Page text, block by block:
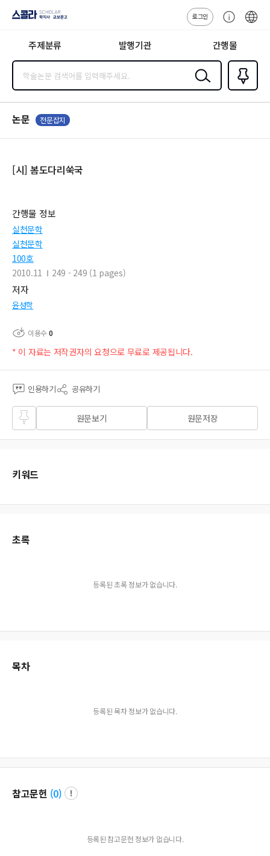
지사·교보문고
로그인
센
주제분류 발행기관 간행물
검색
즐겨찾
기0
논문 전문잡지
[시] 봄도다리쑥국
간행물 정보
실천문학
실천문학
100호
2010.11
249 - 249 (1 pages)
저자
윤성학
이용수0
* 이 자료는 저작권자의 요청으로 무료로 제공됩니다.
인용하기 공유하기
즐겨
찾기
원문보기 원문저장
키워드
초록
등록된 초록 정보가 없습니다.
목차
등록된 목차 정보가 없습니다.
참고문헌 (0)
등록된 참고문헌 정보가 없습니다.